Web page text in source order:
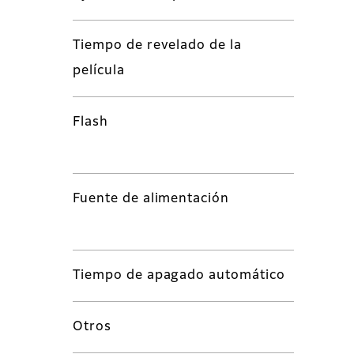
Tiempo de revelado de la
película
Flash
Fuente de alimentación
Tiempo de apagado automático
Otros